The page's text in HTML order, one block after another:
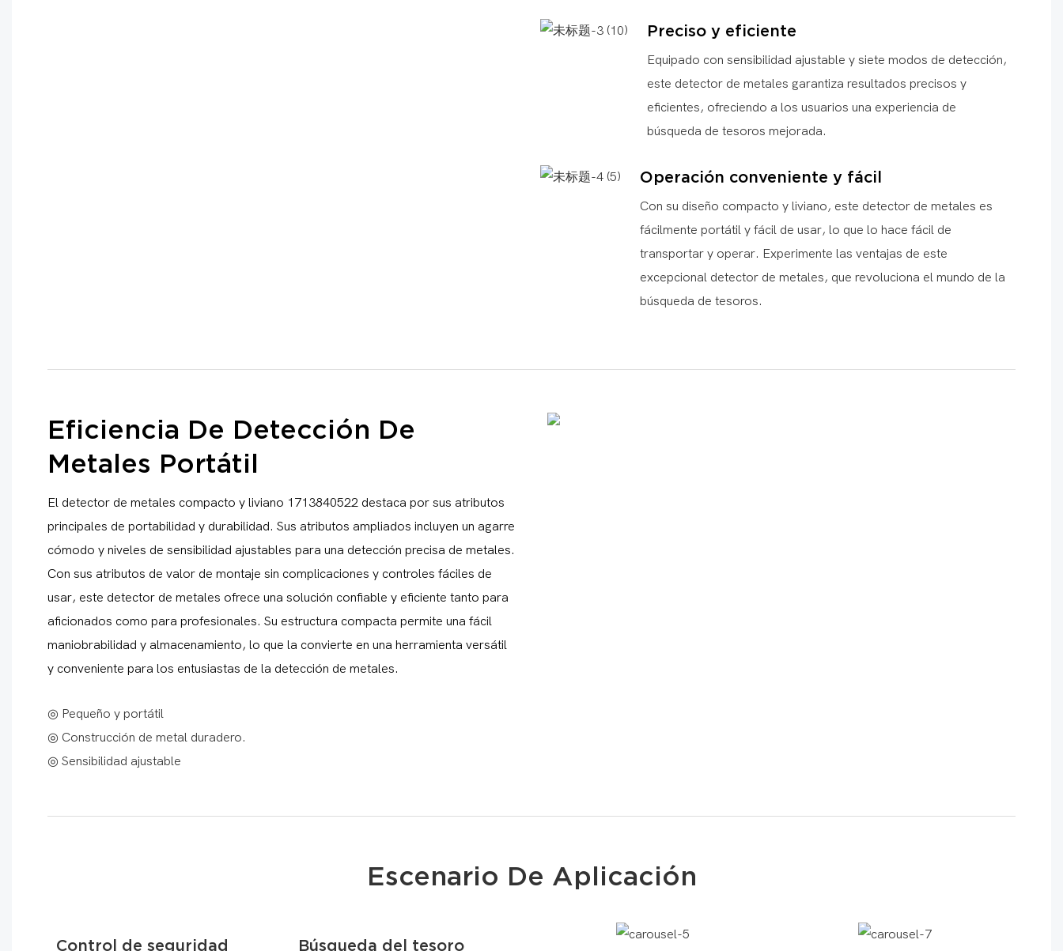
Preciso y eficiente
Equipado con sensibilidad ajustable y siete modos de detección,
este detector de metales garantiza resultados precisos y
eficientes, ofreciendo a los usuarios una experiencia de
búsqueda de tesoros mejorada.
Operación conveniente y fácil
Con su diseño compacto y liviano, este detector de metales es
fácilmente portátil y fácil de usar, lo que lo hace fácil de
transportar y operar. Experimente las ventajas de este
excepcional detector de metales, que revoluciona el mundo de la
búsqueda de tesoros.
Eficiencia De Detección De
Metales Portátil
El detector de metales compacto y liviano 1713840522 destaca por sus atributos
principales de portabilidad y durabilidad. Sus atributos ampliados incluyen un agarre
cómodo y niveles de sensibilidad ajustables para una detección precisa de metales.
Con sus atributos de valor de montaje sin complicaciones y controles fáciles de
usar, este detector de metales ofrece una solución confiable y eficiente tanto para
aficionados como para profesionales. Su estructura compacta permite una fácil
maniobrabilidad y almacenamiento, lo que la convierte en una herramienta versátil
y conveniente para los entusiastas de la detección de metales.
◎ Pequeño y portátil
◎ Construcción de metal duradero.
◎ Sensibilidad ajustable
Escenario De Aplicación
Control de seguridad Búsqueda del tesoro